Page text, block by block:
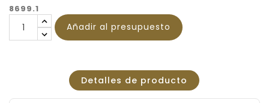
8699.1
Añadir al presupuesto
Detalles de producto